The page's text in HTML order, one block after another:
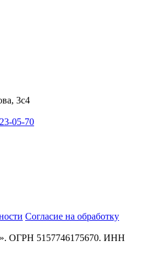
3с4
05-70
Согласие на обработку
ОГРН 5157746175670. ИНН